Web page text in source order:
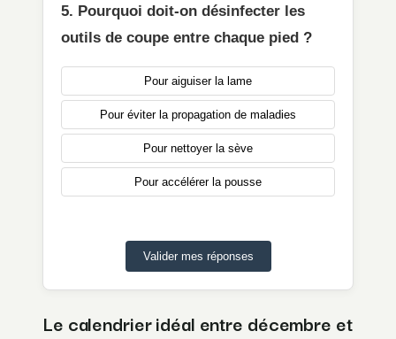
5. Pourquoi doit-on désinfecter les
outils de coupe entre chaque pied ?
Pour aiguiser la lame
Pour éviter la propagation de maladies
Pour nettoyer la sève
Pour accélérer la pousse
Valider mes réponses
Le calendrier idéal entre décembre et